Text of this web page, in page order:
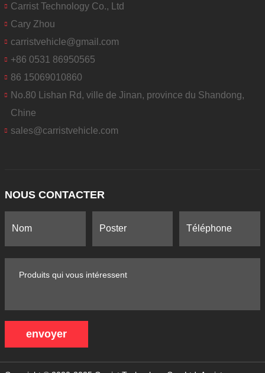
Carrist Technology Co., Ltd
Cary Zhou
carristvehicle@gmail.com
+86 0531 86950565
86 15069010860
No.80 Lishan Rd, ville de Jinan, province du Shandong,
Chine
sales@carristvehicle.com
NOUS CONTACTER
envoyer